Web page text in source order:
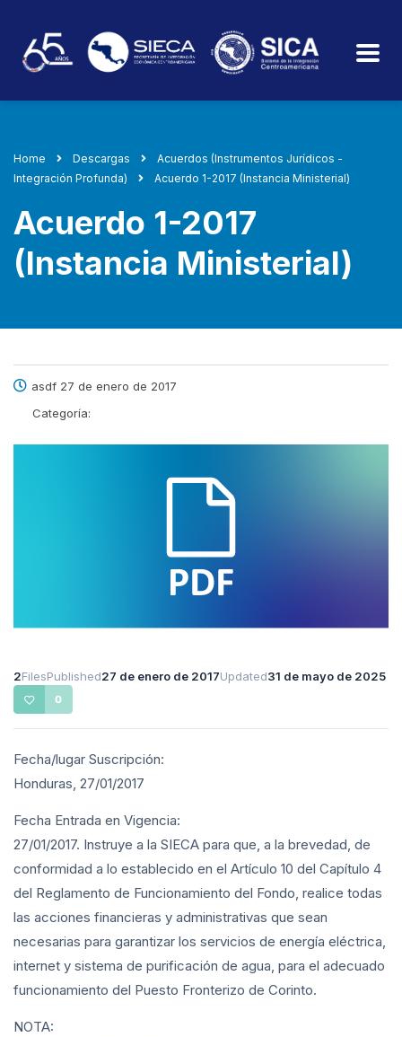
Home Descargas
Acuerdos (Instrumentos Jurídicos -
Integración Profunda)
Acuerdo 1-2017 (Instancia Ministerial)
Acuerdo 1-2017
(Instancia Ministerial)
asdf 27 de enero de 2017
Categoría:
2FilesPublished27 de enero de 2017Updated31 de mayo de 2025
0
Fecha/lugar Suscripción:
Honduras, 27/01/2017
Fecha Entrada en Vigencia:
27/01/2017. Instruye a la SIECA para que, a la brevedad, de
conformidad a lo establecido en el Artículo 10 del Capítulo 4
del Reglamento de Funcionamiento del Fondo, realice todas
las acciones financieras y administrativas que sean
necesarias para garantizar los servicios de energía eléctrica,
internet y sistema de purificación de agua, para el adecuado
funcionamiento del Puesto Fronterizo de Corinto.
NOTA: